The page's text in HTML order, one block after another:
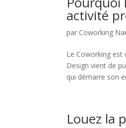
activité
par Coworking
Le Coworking est
Design vient de
qui démarre son
Louez la